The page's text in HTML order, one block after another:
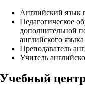
Английский
Педагогическое
дополнительной
английского
Преподаватель
Учитель
Учебный